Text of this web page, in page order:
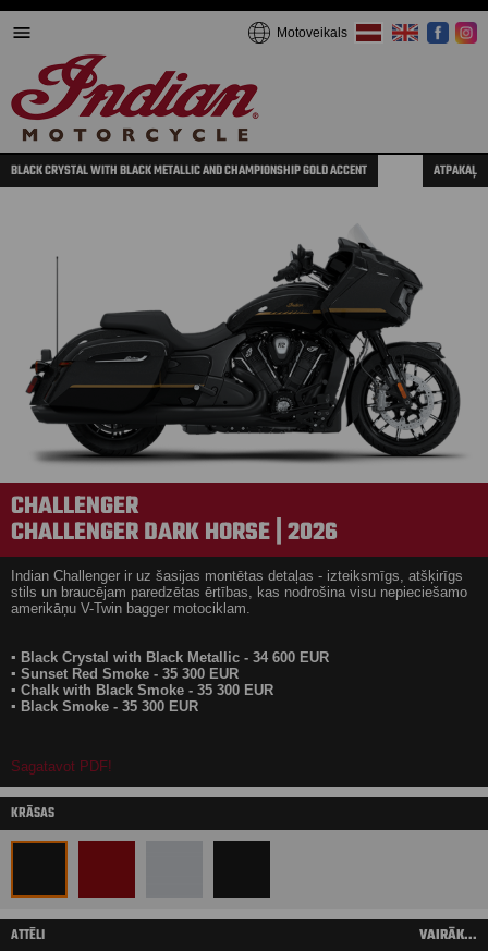
Motoveikals
BLACK CRYSTAL WITH BLACK METALLIC AND CHAMPIONSHIP GOLD ACCENT ATPAKAĻ
CHALLENGER
CHALLENGER DARK HORSE | 2026
Indian Challenger ir uz šasijas montētas detaļas - izteiksmīgs, atšķirīgs
stils un braucējam paredzētas ērtības, kas nodrošina visu nepieciešamo
amerikāņu V-Twin bagger motociklam.
▪ Black Crystal with Black Metallic - 34 600 EUR
▪ Sunset Red Smoke - 35 300 EUR
▪ Chalk with Black Smoke - 35 300 EUR
▪ Black Smoke - 35 300 EUR
Sagatavot PDF!
KRĀSAS
ATTĒLI VAIRĀK...